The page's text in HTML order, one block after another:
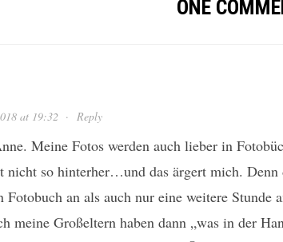
ONE
at 19:32 · Reply
Meine Fotos werden auch lieber in
nicht so hinterher…und das ärgert mich.
Fotobuch an als auch nur eine weitere
meine Großeltern haben dann „was in der